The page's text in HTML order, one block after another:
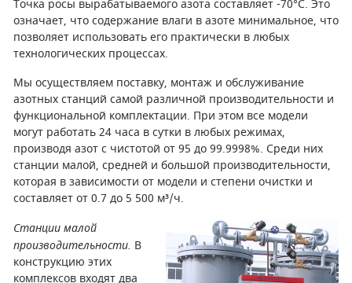
Точка росы вырабатываемого азота составляет -70°С. Это
означает, что содержание влаги в азоте минимальное, что
позволяет использовать его практически в любых
технологических процессах.
Мы осуществляем поставку, монтаж и обслуживание
азотных станций самой различной производительности и
функциональной комплектации. При этом все модели
могут работать 24 часа в сутки в любых режимах,
производя азот с чистотой от 95 до 99.9998%. Среди них
станции малой, средней и большой производительности,
которая в зависимости от модели и степени очистки и
составляет от 0.7 до 5 500 м³/ч.
Станции малой
производительности. В
конструкцию этих
комплексов входят два
ЗАПЧАСТИ ДЛЯ ВИНТОВЫХ КОМПРЕССОРОВ
СМЕННЫЕ ЭЛЕМЕНТЫ МАГИСТРАЛЬНЫХ
ФИЛЬТРОВ
ДЛЯ АДСОРБЦИОННЫХ ОСУШИТЕЛЕЙ
ЭЛЕКТРОДВИГАТЕЛИ
ДИЗЕЛЬНЫЕ ДВИГАТЕЛИ